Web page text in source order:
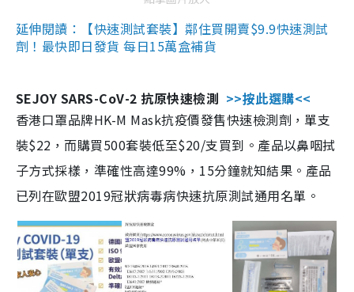
延伸閱讀：【快速測試套裝】鄰住買開賣$9.9快速測試
劑！最快即日發貨 每日15萬盒補貨
SEJOY SARS-CoV-2 抗原快速檢測 >>按此選購<<
香港口罩品牌HK-M Mask抗疫價發售快速檢測劑，單支
裝$22，而購買500套裝低至$20/支買到。產品以鼻咽拭
子方式採樣，準確性高達99%，15分鐘就知結果。產品
已列在歐盟2019冠狀病毒病快速抗原測試通用名單。